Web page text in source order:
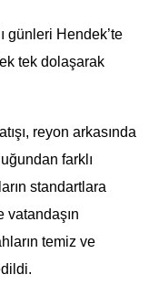
günleri Hendek’te
tek dolaşarak
reyon arkasında
farklı
standartlara
vatandaşın
temiz ve